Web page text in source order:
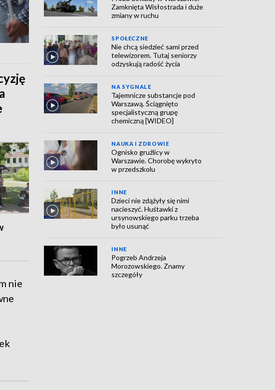
nie
Zamknięta Wisłostrada i duże
zmiany w ruchu
SPOŁECZNE
Nie chcą siedzieć sami przed
telewizorem. Tutaj seniorzy
odzyskują radość życia
NA SYGNALE
Tajemnicze substancje pod
Warszawą. Ściągnięto
specjalistyczną grupę
chemiczną [WIDEO]
NAUKA I ZDROWIE
Ognisko gruźlicy w
Warszawie. Chorobę wykryto
w przedszkolu
INNE
Dzieci nie zdążyły się nimi
nacieszyć. Huśtawki z
ursynowskiego parku trzeba
było usunąć
INNE
Pogrzeb Andrzeja
Morozowskiego. Znamy
szczegóły